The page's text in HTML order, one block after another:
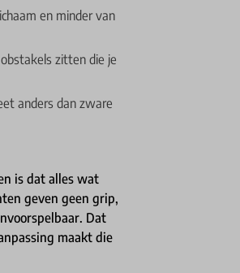
en minder van
zitten die je
anders dan zware
is dat alles wat
geven geen grip,
Dat
maakt die